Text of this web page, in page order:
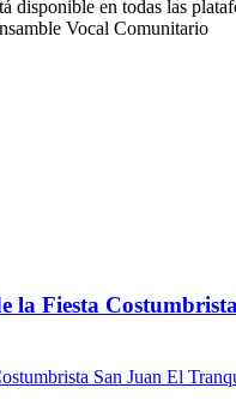
disponible en todas las
Vocal Comunitario
Fiesta